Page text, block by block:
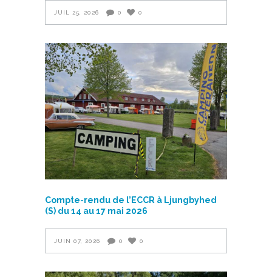
JUIL 25, 2026 0 0
Compte-rendu de l’ECCR à Ljungbyhed
(S) du 14 au 17 mai 2026
JUIN 07, 2026 0 0